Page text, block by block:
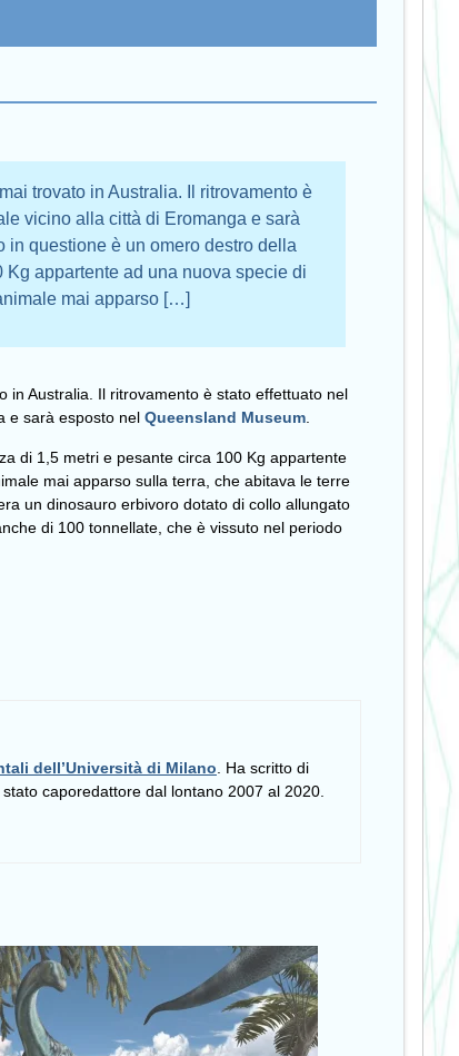
trovato in Australia. Il ritrovamento è
vicino alla città di Eromanga e sarà
in questione è un omero destro della
Kg appartente ad una nuova specie di
mai apparso […]
in Australia. Il ritrovamento è stato effettuato nel
e sarà esposto nelQueensland Museum
di 1,5 metri e pesante circa 100 Kg appartente
mai apparso sulla terra, che abitava le terre
un dinosauro erbivoro dotato di collo allungato
di 100 tonnellate, che è vissuto nel periodo
dell’Università di Milano . Ha scritto di
stato caporedattore dal lontano 2007 al 2020.